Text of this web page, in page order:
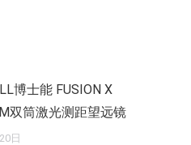
博士能 FUSION X
双筒激光测距望远镜
日